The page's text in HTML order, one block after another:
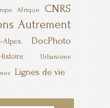
Afrique CNRS
Autrement
Alpes DocPhoto
Urbanisme
Lignes de vie